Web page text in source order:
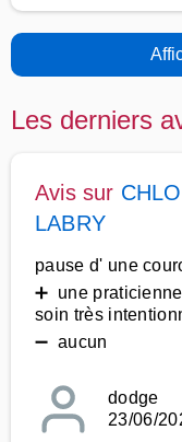
Les derniers
Avis sur
LABRY
pause d' une
➕ une
soin très
➖ aucun
dodge
23/06/